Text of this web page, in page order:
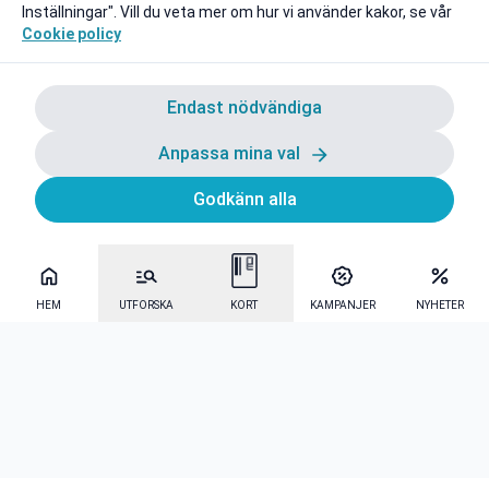
HEM UTFORSKA KORT KAMPANJER NYHETER
Inställningar". Vill du veta mer om hur vi använder kakor, se vår
Cookie policy
Endast nödvändiga
Anpassa mina val
Godkänn alla